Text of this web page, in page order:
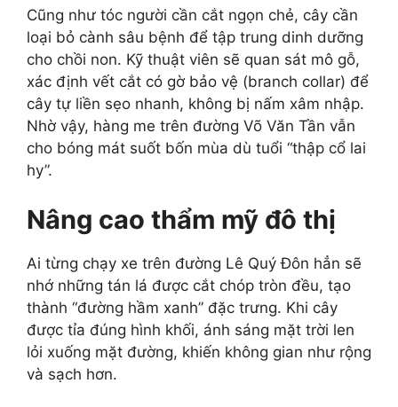
Cũng như tóc người cần cắt ngọn chẻ, cây cần
loại bỏ cành sâu bệnh để tập trung dinh dưỡng
cho chồi non. Kỹ thuật viên sẽ quan sát mô gỗ,
xác định vết cắt có gờ bảo vệ (branch collar) để
cây tự liền sẹo nhanh, không bị nấm xâm nhập.
Nhờ vậy, hàng me trên đường Võ Văn Tần vẫn
cho bóng mát suốt bốn mùa dù tuổi “thập cổ lai
hy”.
Nâng cao thẩm mỹ đô thị
Ai từng chạy xe trên đường Lê Quý Đôn hẳn sẽ
nhớ những tán lá được cắt chóp tròn đều, tạo
thành “đường hầm xanh” đặc trưng. Khi cây
được tỉa đúng hình khối, ánh sáng mặt trời len
lỏi xuống mặt đường, khiến không gian như rộng
và sạch hơn.